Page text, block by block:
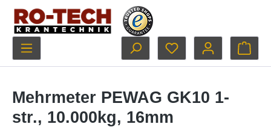
Zum Hauptinhalt springen
Du hast 0 Produkte
Mehrmeter PEWAG GK10 1-
str., 10.000kg, 16mm